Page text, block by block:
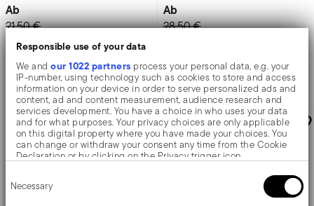
Responsible use of your data
We andour 1022 partners process your personal data, e.g. your
IP-number, using technology such as cookies to store and access
information on your device in order to serve personalized ads and
content, ad and content measurement, audience research and
services development. You have a choice in who uses your data
and for what purposes. Your privacy choices are only applicable
on this digital property where you have made your choices. You
can change or withdraw your consent any time from the Cookie
Declaration or by clicking on the Privacy trigger icon.
Collect information about your geographical location
Selection
Necessary
Ab
21,50 €
Hinzufügen
Ab
28,50 €
Hinzufügen
NEW BIS ZU -55 %